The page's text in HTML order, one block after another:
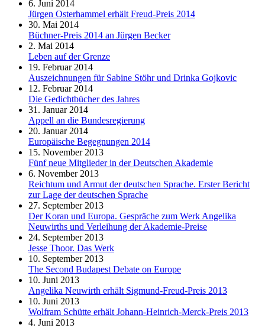
6. Juni 2014
Jürgen Osterhammel erhält Freud-Preis 2014
30. Mai 2014
Büchner-Preis 2014 an Jürgen Becker
2. Mai 2014
Leben auf der Grenze
19. Februar 2014
Auszeichnungen für Sabine Stöhr und Drinka Gojkovic
12. Februar 2014
Die Gedichtbücher des Jahres
31. Januar 2014
Appell an die Bundesregierung
20. Januar 2014
Europäische Begegnungen 2014
15. November 2013
Fünf neue Mitglieder in der Deutschen Akademie
6. November 2013
Reichtum und Armut der deutschen Sprache. Erster Bericht
zur Lage der deutschen Sprache
27. September 2013
Der Koran und Europa. Gespräche zum Werk Angelika
Neuwirths und Verleihung der Akademie-Preise
24. September 2013
Jesse Thoor. Das Werk
10. September 2013
The Second Budapest Debate on Europe
10. Juni 2013
Angelika Neuwirth erhält Sigmund-Freud-Preis 2013
10. Juni 2013
Wolfram Schütte erhält Johann-Heinrich-Merck-Preis 2013
4. Juni 2013